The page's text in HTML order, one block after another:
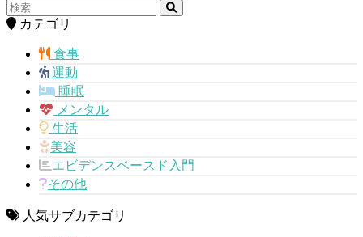
カテゴリ
食事
運動
睡眠
メンタル
生活
美容
エビデンスベースド入門
その他
人気サブカテゴリ